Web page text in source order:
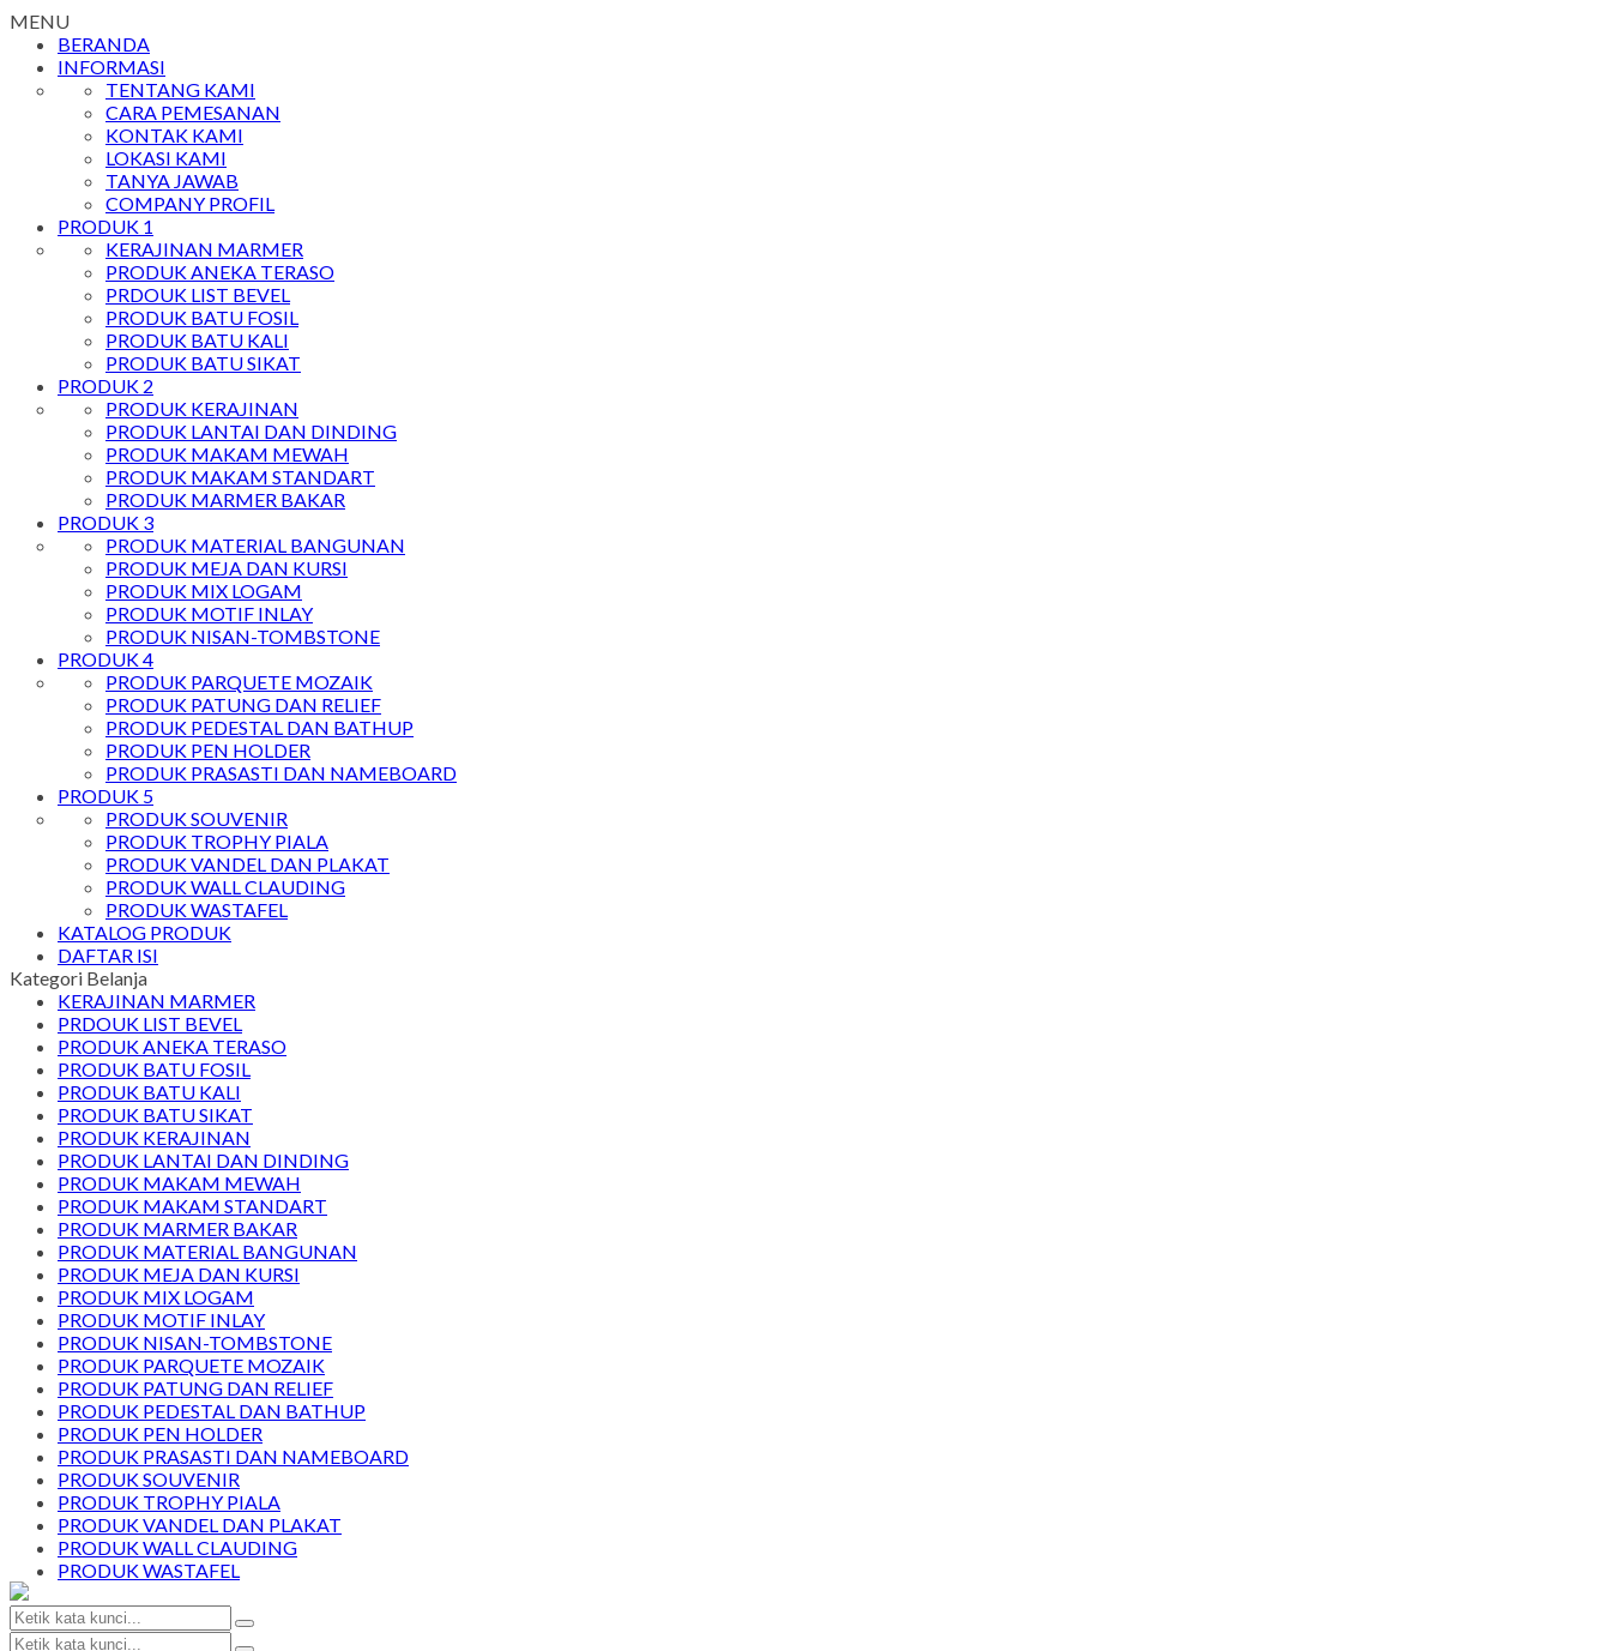
MENU
BERANDA
INFORMASI
TENTANG KAMI
CARA PEMESANAN
KONTAK KAMI
LOKASI KAMI
TANYA JAWAB
COMPANY PROFIL
PRODUK 1
KERAJINAN MARMER
PRODUK ANEKA TERASO
PRDOUK LIST BEVEL
PRODUK BATU FOSIL
PRODUK BATU KALI
PRODUK BATU SIKAT
PRODUK 2
PRODUK KERAJINAN
PRODUK LANTAI DAN DINDING
PRODUK MAKAM MEWAH
PRODUK MAKAM STANDART
PRODUK MARMER BAKAR
PRODUK 3
PRODUK MATERIAL BANGUNAN
PRODUK MEJA DAN KURSI
PRODUK MIX LOGAM
PRODUK MOTIF INLAY
PRODUK NISAN-TOMBSTONE
PRODUK 4
PRODUK PARQUETE MOZAIK
PRODUK PATUNG DAN RELIEF
PRODUK PEDESTAL DAN BATHUP
PRODUK PEN HOLDER
PRODUK PRASASTI DAN NAMEBOARD
PRODUK 5
PRODUK SOUVENIR
PRODUK TROPHY PIALA
PRODUK VANDEL DAN PLAKAT
PRODUK WALL CLAUDING
PRODUK WASTAFEL
KATALOG PRODUK
DAFTAR ISI
Kategori Belanja
KERAJINAN MARMER
PRDOUK LIST BEVEL
PRODUK ANEKA TERASO
PRODUK BATU FOSIL
PRODUK BATU KALI
PRODUK BATU SIKAT
PRODUK KERAJINAN
PRODUK LANTAI DAN DINDING
PRODUK MAKAM MEWAH
PRODUK MAKAM STANDART
PRODUK MARMER BAKAR
PRODUK MATERIAL BANGUNAN
PRODUK MEJA DAN KURSI
PRODUK MIX LOGAM
PRODUK MOTIF INLAY
PRODUK NISAN-TOMBSTONE
PRODUK PARQUETE MOZAIK
PRODUK PATUNG DAN RELIEF
PRODUK PEDESTAL DAN BATHUP
PRODUK PEN HOLDER
PRODUK PRASASTI DAN NAMEBOARD
PRODUK SOUVENIR
PRODUK TROPHY PIALA
PRODUK VANDEL DAN PLAKAT
PRODUK WALL CLAUDING
PRODUK WASTAFEL